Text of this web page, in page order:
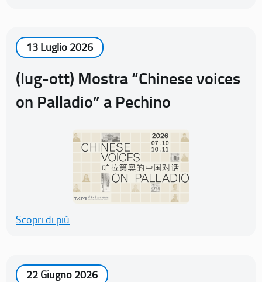
13 Luglio 2026
(lug-ott) Mostra “Chinese voices
on Palladio” a Pechino
Scopri di più
22 Giugno 2026